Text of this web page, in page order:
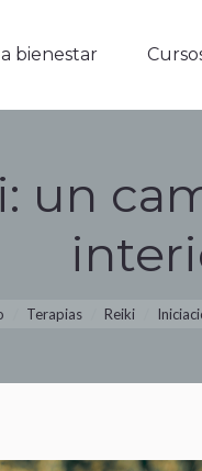
bienestar
un
Terapias Reiki